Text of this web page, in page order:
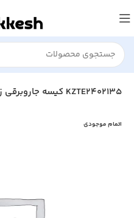
کیسه جاروبرقی زیرووات KZTE2402135
اتمام موجودی